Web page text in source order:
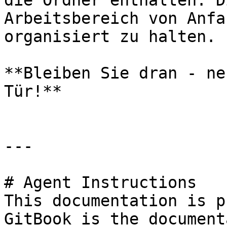
Arbeitsbereich von
organisiert zu halten.
**Bleiben Sie dran -
Tür!**
---
# Agent Instructions
This documentation is
GitBook is the